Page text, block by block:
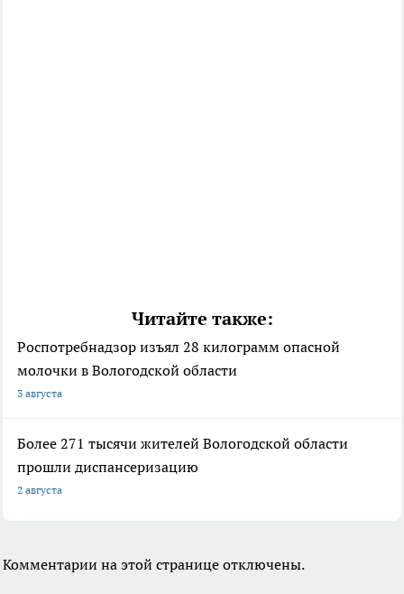
Читайте также:
Роспотребнадзор изъял 28 килограмм опасной
молочки в Вологодской области
3 августа
Более 271 тысячи жителей Вологодской области
прошли диспансеризацию
2 августа
Комментарии на этой странице отключены.